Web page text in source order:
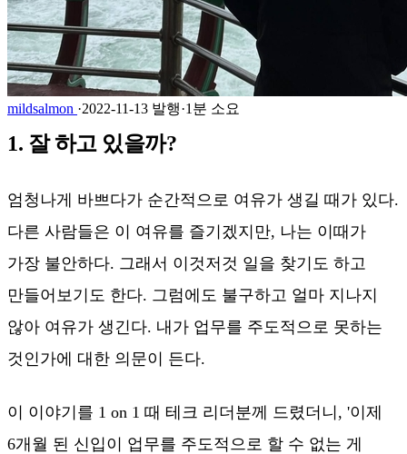
mildsalmon ·2022-11-13 발행·1분 소요
1. 잘 하고 있을까?
엄청나게 바쁘다가 순간적으로 여유가 생길 때가 있다.
다른 사람들은 이 여유를 즐기겠지만, 나는 이때가
가장 불안하다. 그래서 이것저것 일을 찾기도 하고
만들어보기도 한다. 그럼에도 불구하고 얼마 지나지
않아 여유가 생긴다. 내가 업무를 주도적으로 못하는
것인가에 대한 의문이 든다.
이 이야기를 1 on 1 때 테크 리더분께 드렸더니, '이제
6개월 된 신입이 업무를 주도적으로 할 수 없는 게